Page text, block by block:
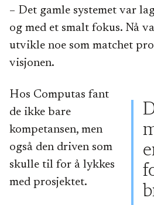
– Det gamle systemet var
og med et smalt fokus. Nå
utvikle noe som matchet
visjonen.
Hos Computas fant
de ikke bare
kompetansen, men
også den driven som
skulle til for å lykkes
med prosjektet.